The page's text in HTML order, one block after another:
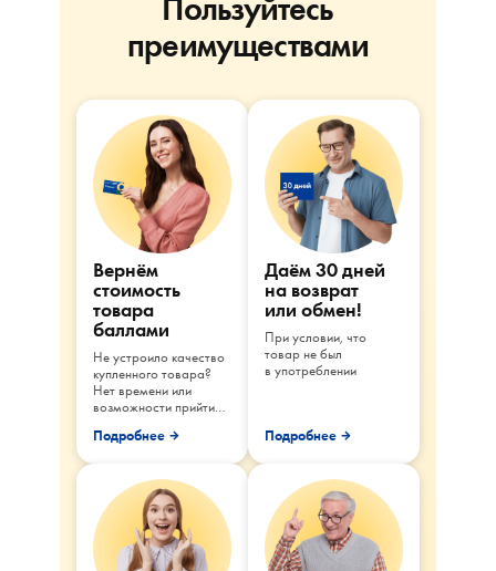
Пользуйтесь
преимуществами
Вернём
стоимость
товара
баллами
Не устроило качество
купленного товара?
Нет времени или
возможности прийти
для возврата?
Подробнее
Даём 30 дней
на возврат
или обмен!
При условии, что
товар не был
в употреблении
Подробнее